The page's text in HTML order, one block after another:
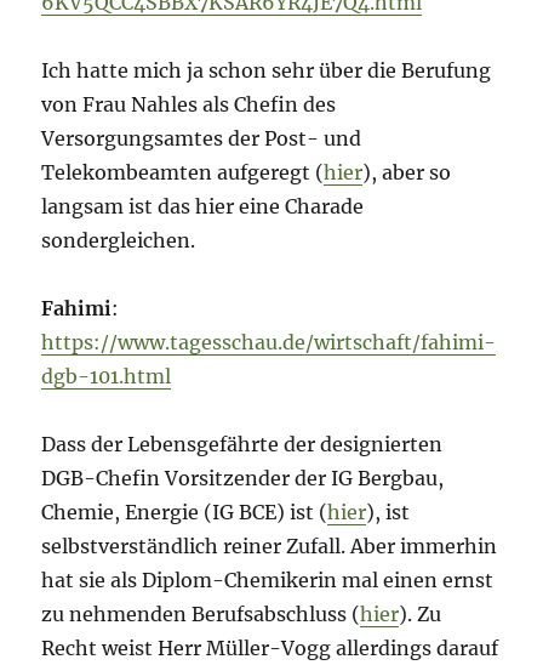
Ich hatte mich ja schon sehr über die Berufung
von Frau Nahles als Chefin des
Versorgungsamtes der Post- und
Telekombeamten aufgeregt (hier), aber so
langsam ist das hier eine Charade
sondergleichen.
Fahimi:
https://www.tagesschau.de/wirtschaft/fahimi-
dgb-101.html
Dass der Lebensgefährte der designierten
DGB-Chefin Vorsitzender der IG Bergbau,
Chemie, Energie (IG BCE) ist (hier), ist
selbstverständlich reiner Zufall. Aber immerhin
hat sie als Diplom-Chemikerin mal einen ernst
zu nehmenden Berufsabschluss (hier). Zu
Recht weist Herr Müller-Vogg allerdings darauf